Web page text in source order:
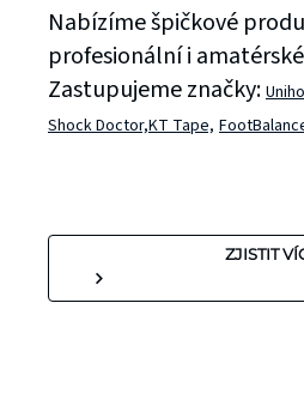
Nabízíme špičkové
profesionální i
Zastupujeme značky:
Shock Doctor,KT Tape,
ZJISTIT